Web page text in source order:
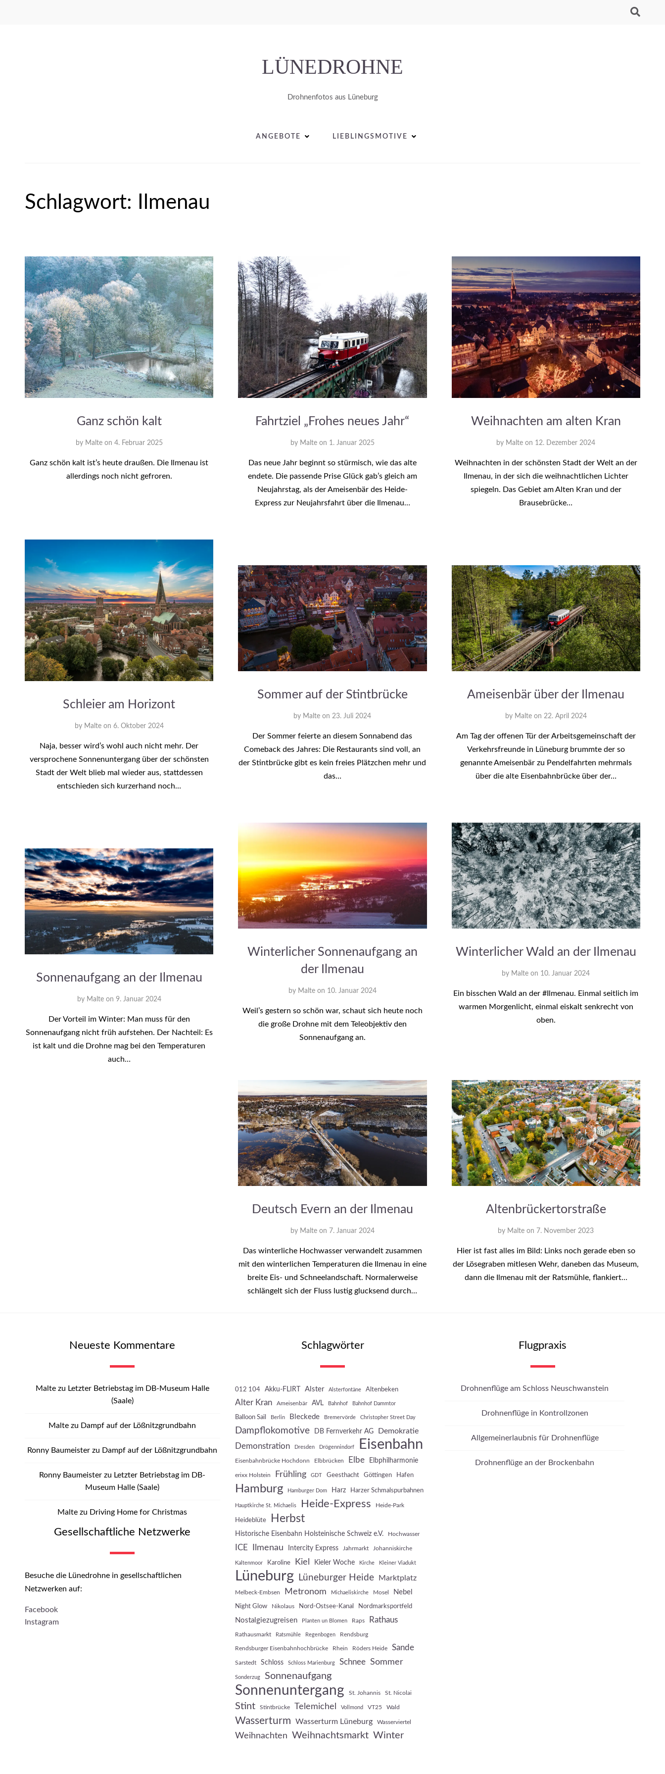
LÜNEDROHNE
Drohnenfotos aus Lüneburg
ANGEBOTE LIEBLINGSMOTIVE
Schlagwort: Ilmenau
Ganz schön kalt
by Malte on 4. Februar 2025
Ganz schön kalt ist’s heute draußen. Die Ilmenau ist
allerdings noch nicht gefroren.
Fahrtziel „Frohes neues Jahr“
by Malte on 1. Januar 2025
Das neue Jahr beginnt so stürmisch, wie das alte
endete. Die passende Prise Glück gab’s gleich am
Neujahrstag, als der Ameisenbär des Heide-
Express zur Neujahrsfahrt über die Ilmenau…
Weihnachten am alten Kran
by Malte on 12. Dezember 2024
Weihnachten in der schönsten Stadt der Welt an der
Ilmenau, in der sich die weihnachtlichen Lichter
spiegeln. Das Gebiet am Alten Kran und der
Brausebrücke…
Schleier am Horizont
by Malte on 6. Oktober 2024
Naja, besser wird’s wohl auch nicht mehr. Der
versprochene Sonnenuntergang über der schönsten
Stadt der Welt blieb mal wieder aus, stattdessen
entschieden sich kurzerhand noch…
Sommer auf der Stintbrücke
by Malte on23. Juli 2024
Der Sommer feierte an diesem Sonnabend das
Comeback des Jahres: Die Restaurants sind voll, an
der Stintbrücke gibt es kein freies Plätzchen mehr und
das…
Ameisenbär über der Ilmenau
by Malte on 22. April 2024
Am Tag der offenen Tür der Arbeitsgemeinschaft der
Verkehrsfreunde in Lüneburg brummte der so
genannte Ameisenbär zu Pendelfahrten mehrmals
über die alte Eisenbahnbrücke über der…
Winterlicher Sonnenaufgang an
der Ilmenau
by Malte on 10. Januar 2024
Weil’s gestern so schön war, schaut sich heute noch
die große Drohne mit dem Teleobjektiv den
Sonnenaufgang an.
Winterlicher Wald an der Ilmenau
by Malte on 10. Januar 2024
Ein bisschen Wald an der #Ilmenau. Einmal seitlich im
warmen Morgenlicht, einmal eiskalt senkrecht von
oben.
Sonnenaufgang an der Ilmenau
by Malte on 9. Januar 2024
Der Vorteil im Winter: Man muss für den
Sonnenaufgang nicht früh aufstehen. Der Nachteil: Es
ist kalt und die Drohne mag bei den Temperaturen
auch…
Deutsch Evern an der Ilmenau
by Malte on 7. Januar 2024
Das winterliche Hochwasser verwandelt zusammen
mit den winterlichen Temperaturen die Ilmenau in eine
breite Eis- und Schneelandschaft. Normalerweise
schlängelt sich der Fluss lustig glucksend durch…
Altenbrückertorstraße
by Malte on 7. November 2023
Hier ist fast alles im Bild: Links noch gerade eben so
der Lösegraben mitlesen Wehr, daneben das Museum,
dann die Ilmenau mit der Ratsmühle, flankiert…
Neueste Kommentare
Maltezu Letzter Betriebstag im DB-Museum Halle
(Saale)
Malte zu Dampf auf der Lößnitzgrundbahn
Ronny Baumeister zu Dampf auf der Lößnitzgrundbahn
Ronny Baumeister zu Letzter Betriebstag im DB-
Museum Halle (Saale)
Malte zu Driving Home for Christmas
Gesellschaftliche Netzwerke
Besuche die Lünedrohne in gesellschaftlichen
Netzwerken auf:
Facebook
Instagram
Schlagwörter
012 104 Akku-FLIRT Alster Alsterfontäne Altenbeken
Alter Kran Ameisenbär AVL Bahnhof Bahnhof Dammtor
Balloon Sail Berlin Bleckede Bremervörde Christopher Street Day
Dampflokomotive DB Fernverkehr AG Demokratie
Demonstration Dresden Drögennindorf Eisenbahn
Eisenbahnbrücke Hochdonn Elbbrücken Elbe Elbphilharmonie
erixx Holstein Frühling GDT Geesthacht Göttingen Hafen
Hamburg Hamburger Dom Harz Harzer Schmalspurbahnen
Hauptkirche St. Michaelis Heide-Express Heide-Park
Heideblüte Herbst
Historische Eisenbahn Holsteinische Schweiz e.V. Hochwasser
ICE Ilmenau Intercity Express Jahrmarkt Johanniskirche
Kaltenmoor Karoline Kiel Kieler Woche Kirche Kleiner Viadukt
Lüneburg Lüneburger Heide Marktplatz
Melbeck-Embsen Metronom Michaeliskirche Mosel Nebel
Night Glow Nikolaus Nord-Ostsee-Kanal Nordmarksportfeld
Nostalgiezugreisen Planten un Blomen Raps Rathaus
Rathausmarkt Ratsmühle Regenbogen Rendsburg
Rendsburger Eisenbahnhochbrücke Rhein Röders Heide Sande
Sarstedt Schloss Schloss Marienburg Schnee Sommer
Sonderzug Sonnenaufgang
Sonnenuntergang St. Johannis St. Nicolai
Stint Stintbrücke Telemichel Vollmond VT25 Wald
Wasserturm Wasserturm Lüneburg Wasserviertel
Weihnachten Weihnachtsmarkt Winter
Flugpraxis
Drohnenflüge am Schloss Neuschwanstein
Drohnenflüge in Kontrollzonen
Allgemeinerlaubnis für Drohnenflüge
Drohnenflüge an der Brockenbahn